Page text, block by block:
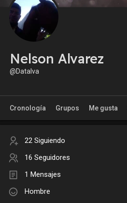
Nelson Alvarez
@Datalva
Cronología Grupos Me gusta
22 Siguiendo
16 Seguidores
1 Mensajes
Hombre